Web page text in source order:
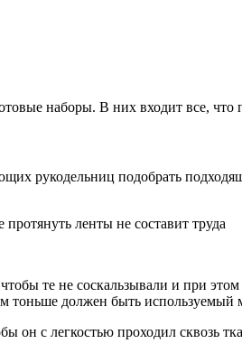
наборы. В них входит все, что
рукодельниц подобрать
ленты не составит труда
те не соскальзывали и при
тоньше должен быть используемый
он с легкостью проходил сквозь